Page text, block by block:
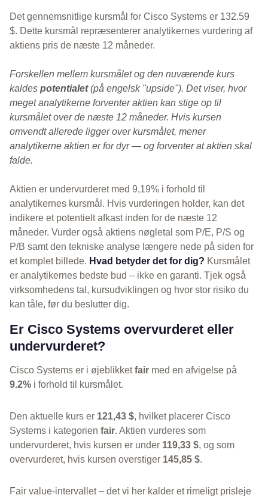
Det gennemsnitlige kursmål for Cisco Systems er 132.59
$. Dette kursmål repræsenterer analytikernes vurdering af
aktiens pris de næste 12 måneder.
Forskellen mellem kursmålet og den nuværende kurs
kaldes potentialet(på engelsk "upside"). Det viser, hvor
meget analytikerne forventer aktien kan stige op til
kursmålet over de næste 12 måneder. Hvis kursen
omvendt allerede ligger over kursmålet, mener
analytikerne aktien er for dyr — og forventer at aktien skal
falde.
Aktien er undervurderet med 9,19% i forhold til
analytikernes kursmål. Hvis vurderingen holder, kan det
indikere et potentielt afkast inden for de næste 12
måneder. Vurder også aktiens nøgletal som P/E, P/S og
P/B samt den tekniske analyse længere nede på siden for
et komplet billede. Hvad betyder det for dig? Kursmålet
er analytikernes bedste bud – ikke en garanti. Tjek også
virksomhedens tal, kursudviklingen og hvor stor risiko du
kan tåle, før du beslutter dig.
Er Cisco Systems overvurderet eller
undervurderet?
Cisco Systems er i øjeblikketfair med en afvigelse på
9.2% i forhold til kursmålet.
Den aktuelle kurs er 121,43 $, hvilket placerer Cisco
Systems i kategorien fair. Aktien vurderes som
undervurderet, hvis kursen er under 119,33 $, og som
overvurderet, hvis kursen overstiger 145,85 $.
Fair value-intervallet – det vi her kalder et rimeligt prisleje